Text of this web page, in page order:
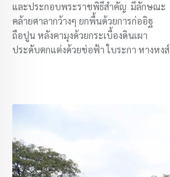
และประกอบพระราชพิธีสำคัญ มีลักษณะ
คล้ายศาลากว้างๆ ยกพื้นด้วยการก่ออิฐ
ถือปูน หลังคามุงด้วยกระเบื้องดินเผา
ประดับตกแต่งด้วยช่อฟ้า ใบระกา หางหงส์